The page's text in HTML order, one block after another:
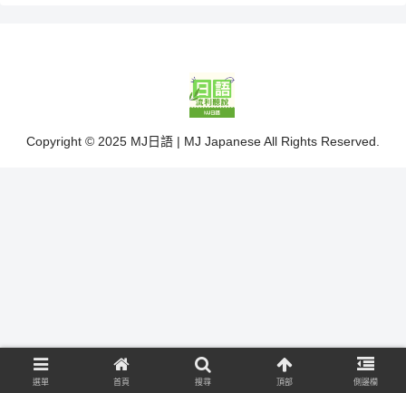
Copyright © 2025 MJ日語 | MJ Japanese All Rights Reserved.
選單 首頁 搜尋 頂部 側邊欄